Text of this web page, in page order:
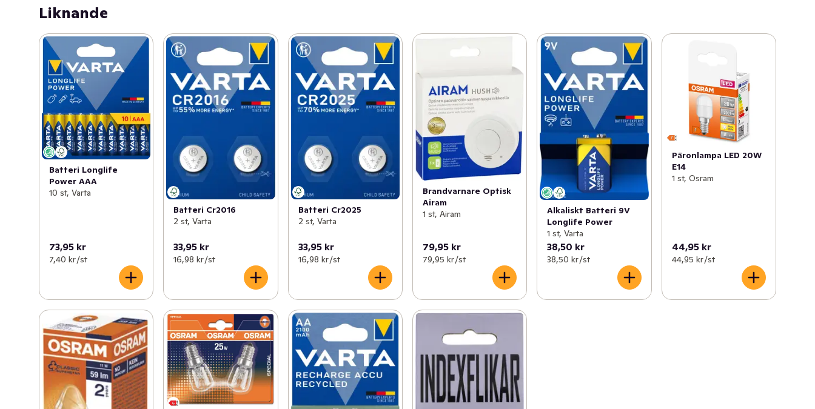
Liknande
Batteri Longlife
Power AAA
10 st, Varta
73,95 kr
7,40 kr /st
Batteri Cr2016
2 st, Varta
33,95 kr
16,98 kr /st
Batteri Cr2025
2 st, Varta
33,95 kr
16,98 kr /st
Brandvarnare Optisk
Airam
1 st, Airam
79,95 kr
79,95 kr /st
Alkaliskt Batteri 9V
Longlife Power
1 st, Varta
38,50 kr
38,50 kr /st
Päronlampa LED 20W
E14
1 st, Osram
44,95 kr
44,95 kr /st